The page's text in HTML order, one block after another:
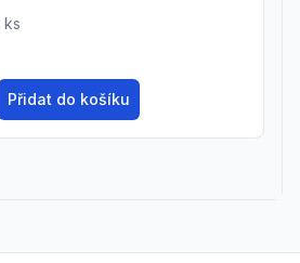
ks
Přidat do košíku